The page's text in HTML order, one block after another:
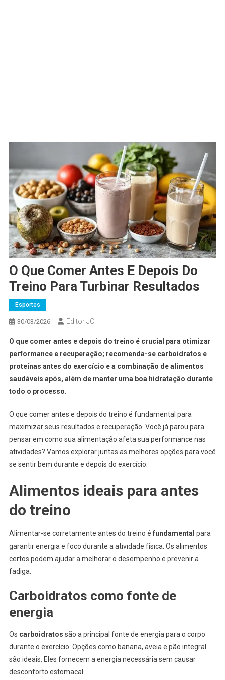
O Que Comer Antes E Depois Do
Treino Para Turbinar Resultados
Esportes
30/03/2026 Editor JC
O que comer antes e depois do treino é crucial para otimizar
performance e recuperação; recomenda-se carboidratos e
proteínas antes do exercício e a combinação de alimentos
saudáveis após, além de manter uma boa hidratação durante
todo o processo.
O que comer antes e depois do treino é fundamental para
maximizar seus resultados e recuperação. Você já parou para
pensar em como sua alimentação afeta sua performance nas
atividades? Vamos explorar juntas as melhores opções para você
se sentir bem durante e depois do exercício.
Alimentos ideais para antes
do treino
Alimentar-se corretamente antes do treino é fundamental para
garantir energia e foco durante a atividade física. Os alimentos
certos podem ajudar a melhorar o desempenho e prevenir a
fadiga.
Carboidratos como fonte de
energia
Os carboidratos são a principal fonte de energia para o corpo
durante o exercício. Opções como banana, aveia e pão integral
são ideais. Eles fornecem a energia necessária sem causar
desconforto estomacal.